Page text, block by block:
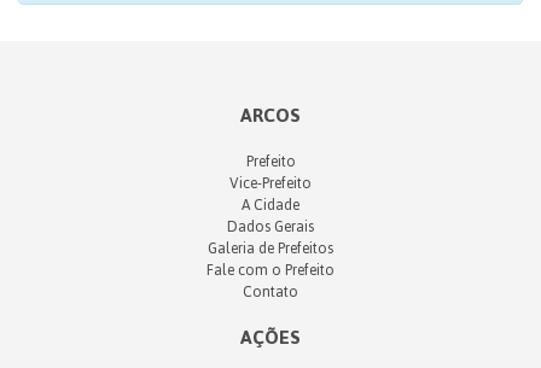
ARCOS
Prefeito
Vice-Prefeito
A Cidade
Dados Gerais
Galeria de Prefeitos
Fale com o Prefeito
Contato
AÇÕES